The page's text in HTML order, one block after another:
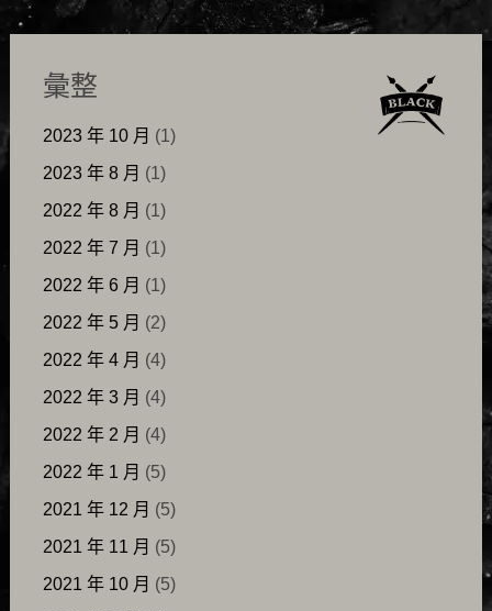
彙整
2023 年 10 月 (1)
2023 年 8 月 (1)
2022 年 8 月 (1)
2022 年 7 月 (1)
2022 年 6 月 (1)
2022 年 5 月 (2)
2022 年 4 月 (4)
2022 年 3 月 (4)
2022 年 2 月 (4)
2022 年 1 月 (5)
2021 年 12 月 (5)
2021 年 11 月 (5)
2021 年 10 月 (5)